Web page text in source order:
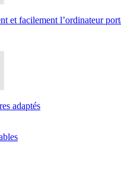
et facilement l’ordinateur
adaptés